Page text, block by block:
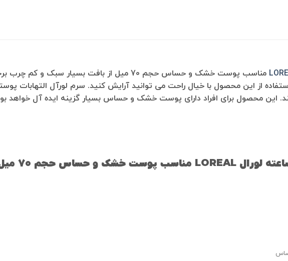
مناسب پوست خشک و حساس حجم 70 میل از بافت بسیار
از این محصول با خیال راحت می توانید آرایش کنید. سرم لورآل التهابات
این محصول برای افراد دارای پوست خشک و حساس بسیار گزینه ایده آل خواهد